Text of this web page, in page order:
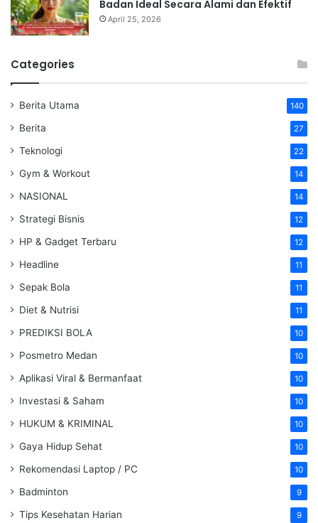
Badan Ideal Secara Alami dan Efektif
April 25, 2026
Categories
Berita Utama 140
Berita 27
Teknologi 22
Gym & Workout 14
NASIONAL 14
Strategi Bisnis 12
HP & Gadget Terbaru 12
Headline 11
Sepak Bola 11
Diet & Nutrisi 11
PREDIKSI BOLA 10
Posmetro Medan 10
Aplikasi Viral & Bermanfaat 10
Investasi & Saham 10
HUKUM & KRIMINAL 10
Gaya Hidup Sehat 10
Rekomendasi Laptop / PC 10
Badminton 9
Tips Kesehatan Harian 9